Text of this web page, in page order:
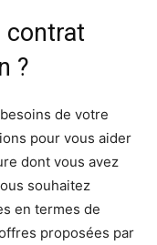
contrat
?
de votre
pour vous aider
dont vous avez
souhaitez
en termes de
proposées par